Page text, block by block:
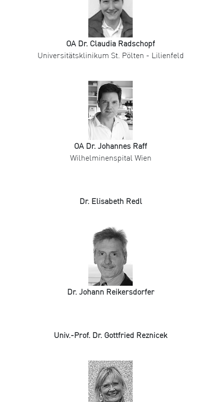
OA Dr. Claudia Radschopf
Universitätsklinikum St. Pölten - Lilienfeld
OA Dr. Johannes Raff
Wilhelminenspital Wien
Dr. Elisabeth Redl
Dr. Johann Reikersdorfer
Univ.-Prof. Dr. Gottfried Reznicek